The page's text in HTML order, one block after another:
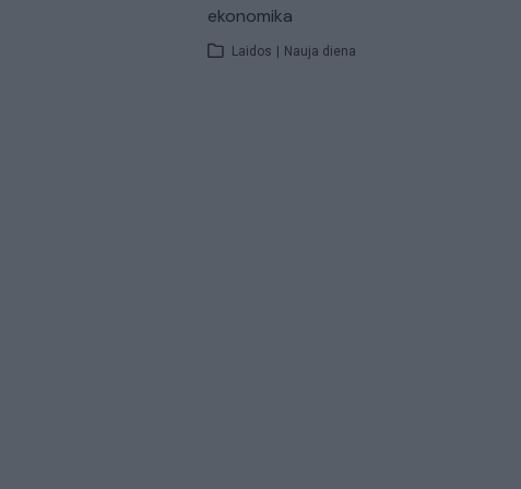
ekonomika
Laidos | Nauja diena